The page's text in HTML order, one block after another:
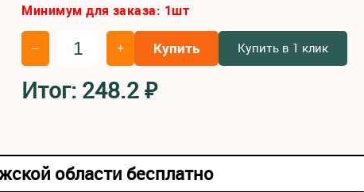
Минимум для заказа: 1шт
– + Купить Купить в 1 клик
Итог: 248.2₽
области бесплатно